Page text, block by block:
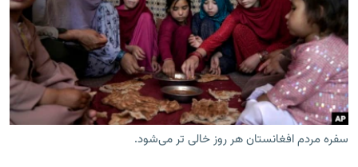
بحران مهاجرت
'کووید-۱۹'
تماس
صفحه پشتو
Azadi English
سفره مردم افغانستان هر روز خالی تر می‌شود.